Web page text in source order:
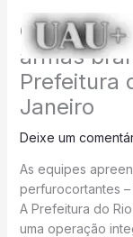
para
conteúdo
Operação
armas
Prefeitura
Janeiro
Deixe um
As equipes
perfurocortantes
A Prefeitura do
uma operação